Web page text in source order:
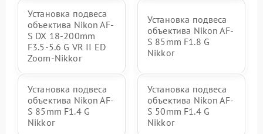
Установка подвеса
объектива Nikon AF-
S DX 18-200mm
F3.5-5.6 G VR II ED
Zoom-Nikkor
Установка подвеса
объектива Nikon AF-
S 85mm F1.8 G
Nikkor
Установка подвеса
объектива Nikon AF-
S 85mm F1.4 G
Nikkor
Установка подвеса
объектива Nikon AF-
S 50mm F1.4 G
Nikkor